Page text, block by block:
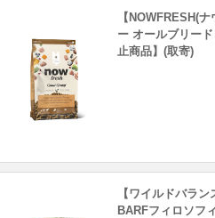
【NOWFRESH(
ー オールブリー
止商品】(取寄)
【ワイルドバラ
BARFフィロソフ